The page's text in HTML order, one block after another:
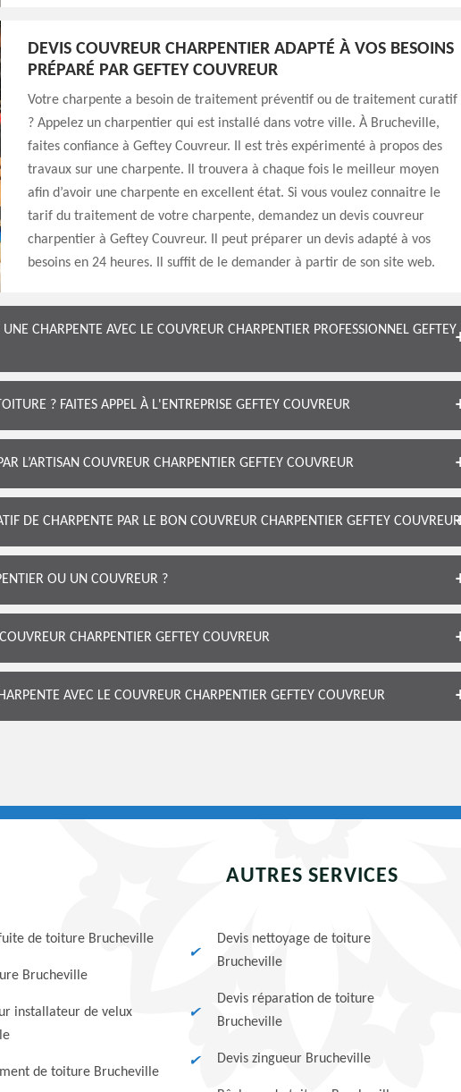
DEVIS COUVREUR CHARPENTIER ADAPTÉ À VOS BESOINS
PRÉPARÉ PAR GEFTEY COUVREUR
Votre charpente a besoin de traitement préventif ou de traitement curatif
? Appelez un charpentier qui est installé dans votre ville. À Brucheville,
faites confiance à Geftey Couvreur. Il est très expérimenté à propos des
travaux sur une charpente. Il trouvera à chaque fois le meilleur moyen
afin d’avoir une charpente en excellent état. Si vous voulez connaitre le
tarif du traitement de votre charpente, demandez un devis couvreur
charpentier à Geftey Couvreur. Il peut préparer un devis adapté à vos
besoins en 24 heures. Il suffit de le demander à partir de son site web.
CHARPENTE AVEC LE COUVREUR CHARPENTIER PROFESSIONNEL GEFTEY
? FAITES APPEL À L'ENTREPRISE GEFTEY COUVREUR
L’ARTISAN COUVREUR CHARPENTIER GEFTEY COUVREUR
DE CHARPENTE PAR LE BON COUVREUR CHARPENTIER GEFTEY COUVREUR
OU UN COUVREUR ?
CHARPENTIER GEFTEY COUVREUR
AVEC LE COUVREUR CHARPENTIER GEFTEY COUVREUR
AUTRES SERVICES
de toiture Brucheville
Brucheville
installateur de velux
de toiture Brucheville
Devis nettoyage de toiture
Brucheville
Devis réparation de toiture
Brucheville
Devis zingueur Brucheville